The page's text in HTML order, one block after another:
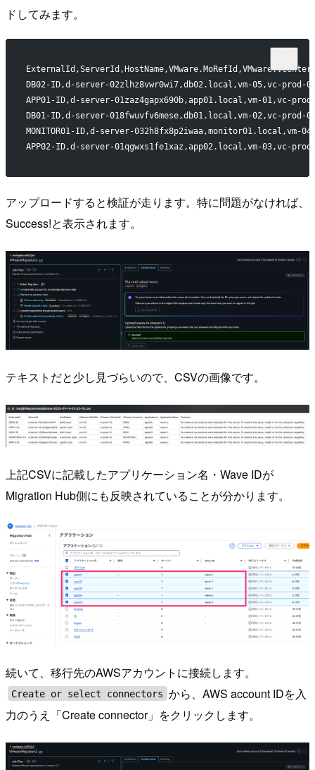
ドしてみます。
DB02-ID,d-server-02zlhz8vwr0wi7,db02.local,vm-05,vc-
APP01-ID,d-server-01zaz4gapx690b,app01.local,vm-
DB01-ID,d-server-018fwuvfv6mese,db01.local,vm-02,vc-
MONITOR01-ID,d-server-
APP02-ID,d-server-01qgwxs1fe1xaz,app02.local,vm-
アップロードすると検証が走ります。特に問題がなければ、
Success!と表示されます。
テキストだと少し見づらいので、CSVの画像です。
上記CSVに記載したアプリケーション名・Wave IDが
Migration Hub側にも反映されていることが分かります。
続いて、移行先のAWSアカウントに接続します。
Create or select connectors から、AWS account IDを入
力のうえ「Create connector」をクリックします。